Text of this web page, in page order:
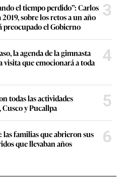
el tiempo perdido”: Carlos
sobre los retos a un año
preocupado el Gobierno
3
la agenda de la gimnasta
visita que emocionará a toda
4
todas las actividades
y Pucallpa
5
las familias que abrieron sus
que llevaban años
6